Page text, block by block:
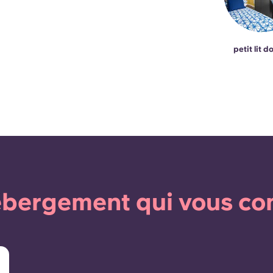
petit lit
qui vous